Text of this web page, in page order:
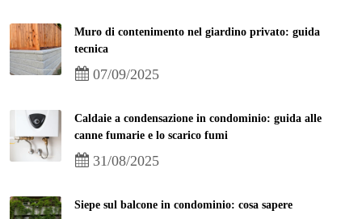
Muro di contenimento nel giardino privato: guida
tecnica
07/09/2025
Caldaie a condensazione in condominio: guida alle
canne fumarie e lo scarico fumi
31/08/2025
Siepe sul balcone in condominio: cosa sapere